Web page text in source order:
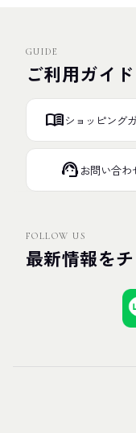
GUIDE
ご利用ガイド
menu_bookショッピング
support_agent お問い合わ
FOLLOW US
最新情報を